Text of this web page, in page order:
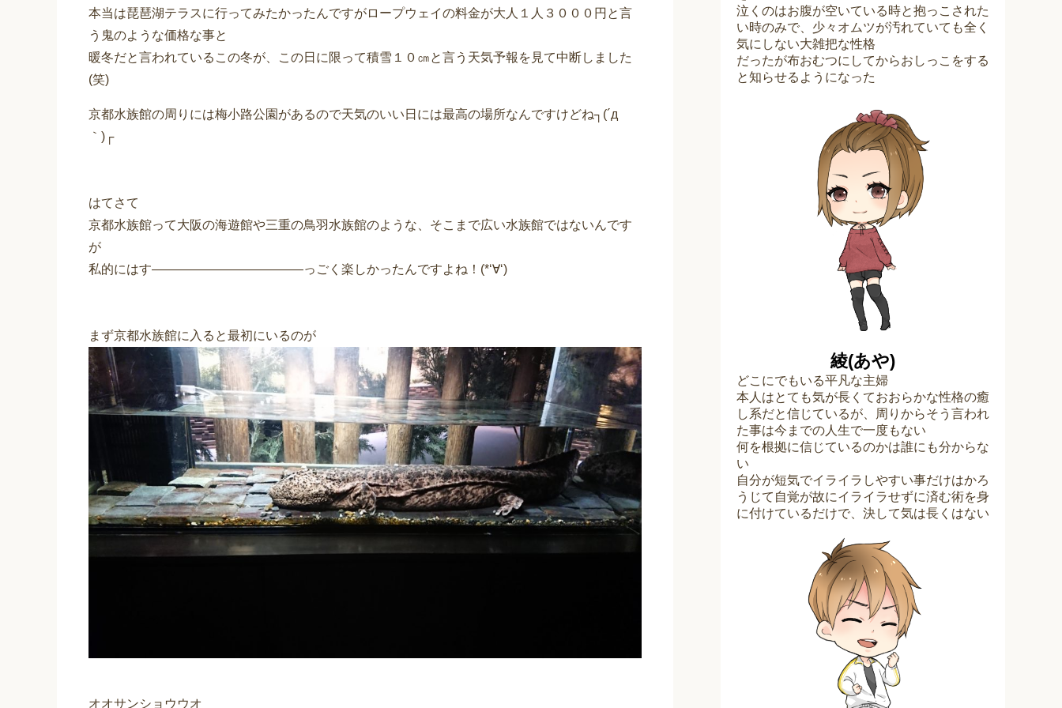
本当は琵琶湖テラスに行ってみたかったんですがロープウェイの料金が大人１人３０００円と言
う鬼のような価格な事と
暖冬だと言われているこの冬が、この日に限って積雪１０㎝と言う天気予報を見て中断しました
(笑)
京都水族館の周りには梅小路公園があるので天気のいい日には最高の場所なんですけどね┐(´д
｀)┌
はてさて
京都水族館って大阪の海遊館や三重の鳥羽水族館のような、そこまで広い水族館ではないんです
が
私的にはす――――――――――――っごく楽しかったんですよね！(*‘∀‘)
まず京都水族館に入ると最初にいるのが
オオサンショウウオ
泣くのはお腹が空いている時と抱っこされた
い時のみで、少々オムツが汚れていても全く
気にしない大雑把な性格
だったが布おむつにしてからおしっこをする
と知らせるようになった
綾(あや)
どこにでもいる平凡な主婦
本人はとても気が長くておおらかな性格の癒
し系だと信じているが、周りからそう言われ
た事は今までの人生で一度もない
何を根拠に信じているのかは誰にも分からな
い
自分が短気でイライラしやすい事だけはかろ
うじて自覚が故にイライラせずに済む術を身
に付けているだけで、決して気は長くはない